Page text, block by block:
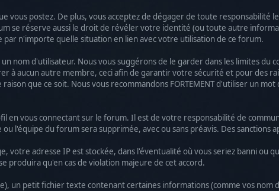
vous postez. De plus, vous acceptez de dégager de toute responsabilité
se réserve aussi le droit de révéler votre identité (ou toute autre
n'importe quelle situation en lien avec votre utilisation de ce forum.
nom d'utilisateur. Nous vous suggérons de le garder dans les limites du
à aucun autre membre, ceci afin de garantir votre sécurité et pour des
que ce soit. Nous vous recommandons FORTEMENT d'utiliser un
vous connectant sur le forum. Il est de votre responsabilité de
l'équipe du forum sera supprimée, avec ou sans préavis. Des sanctions
votre adresse IP est stockée, dans l'éventualité où vous seriez banni ou
produira qu'en cas de violation majeure de cet accord.
un petit fichier texte contenant certaines informations (comme vos nom